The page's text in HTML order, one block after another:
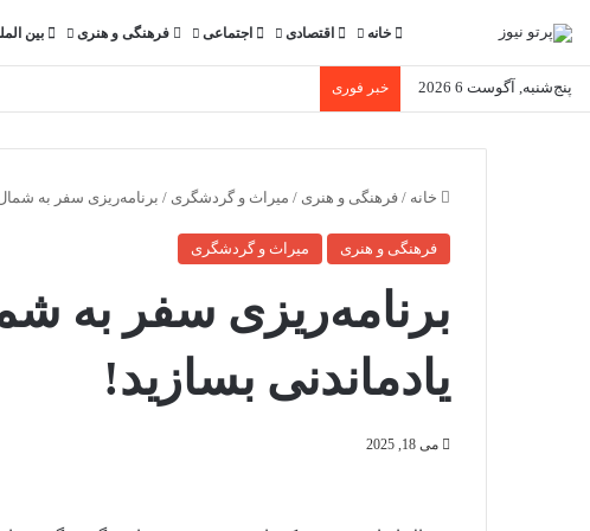
خانه اقتصادی اجتماعی فرهنگی و هنری بین
پنج‌شنبه, آگوست 6 2026 خبر فوری
خانه / فرهنگی و هنری / میراث و گردشگری / برنامه‌ریزی سفر به
فرهنگی و هنری میراث و گردشگری
برنامه‌ریزی سفر به
یاد‌ماندنی بسازید!
می 18, 2025